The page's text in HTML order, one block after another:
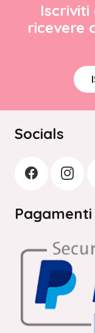
ricevere
Socials